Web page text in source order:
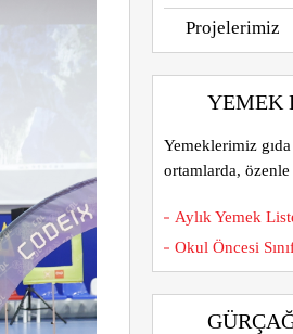
Projelerimiz
YEMEK
Yemeklerimiz
ortamlarda, özenle
Aylık Yemek
Okul Öncesi